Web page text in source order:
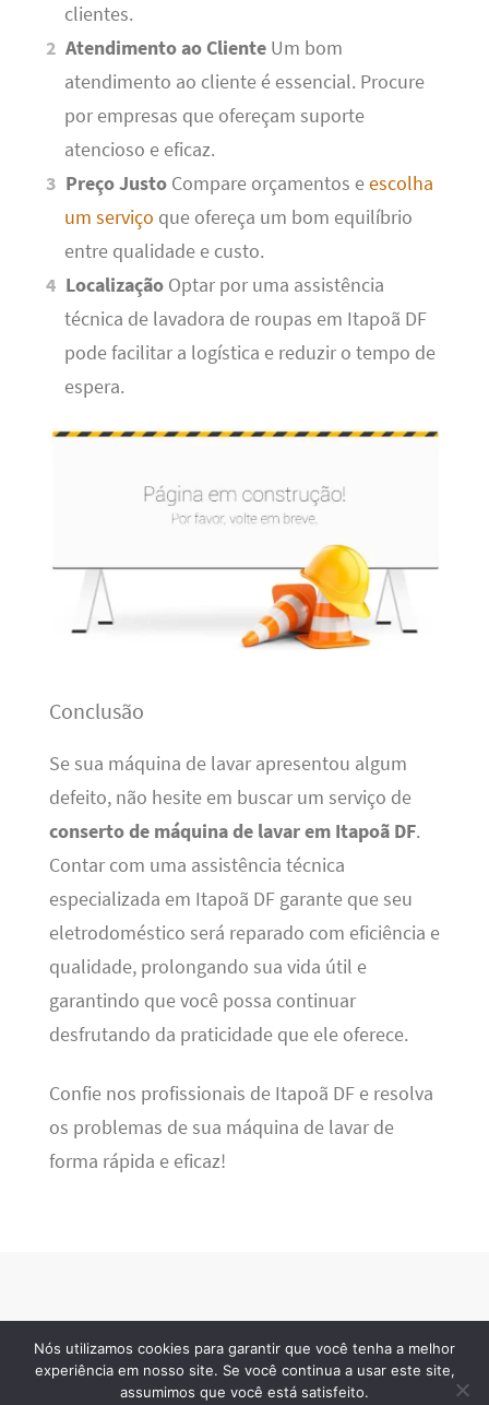
clientes.
Atendimento ao Cliente Um bom
atendimento ao cliente é essencial. Procure
por empresas que ofereçam suporte
atencioso e eficaz.
Preço Justo Compare orçamentos eescolha
um serviço que ofereça um bom equilíbrio
entre qualidade e custo.
Localização Optar por uma assistência
técnica de lavadora de roupas em Itapoã DF
pode facilitar a logística e reduzir o tempo de
espera.
Conclusão
Se sua máquina de lavar apresentou algum
defeito, não hesite em buscar um serviço de
conserto de máquina de lavar em Itapoã DF.
Contar com uma assistência técnica
especializada em Itapoã DF garante que seu
eletrodoméstico será reparado com eficiência e
qualidade, prolongando sua vida útil e
garantindo que você possa continuar
desfrutando da praticidade que ele oferece.
Confie nos profissionais de Itapoã DF e resolva
os problemas de sua máquina de lavar de
forma rápida e eficaz!
· 2026 © Todos os direitos reservados
Nós utilizamos cookies para garantir que você tenha a melhor
experiência em nosso site. Se você continua a usar este site,
assumimos que você está satisfeito.